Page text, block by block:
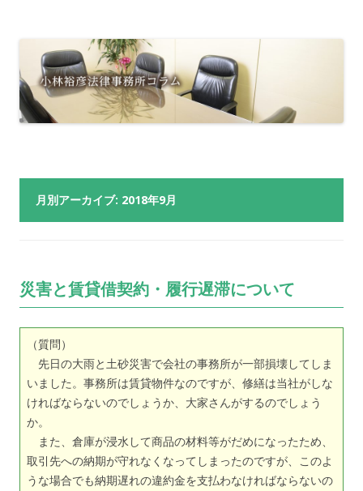
月別アーカイブ: 2018年9月
災害と賃貸借契約・履行遅滞について
（質問）
先日の大雨と土砂災害で会社の事務所が一部損壊してしま
いました。事務所は賃貸物件なのですが、修繕は当社がしな
ければならないのでしょうか、大家さんがするのでしょう
か。
また、倉庫が浸水して商品の材料等がだめになったため、
取引先への納期が守れなくなってしまったのですが、このよ
うな場合でも納期遅れの違約金を支払わなければならないの